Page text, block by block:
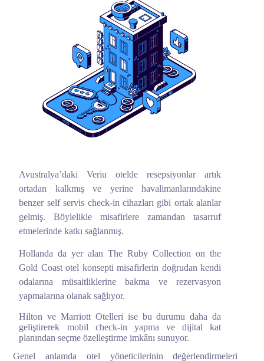
Avustralya’daki Veriu otelde resepsiyonlar artık
ortadan kalkmış ve yerine havalimanlarındakine
benzer self servis check-in cihazları gibi ortak alanlar
gelmiş. Böylelikle misafirlere zamandan tasarruf
etmelerinde katkı sağlanmış.
Hollanda da yer alan The Ruby Collection on the
Gold Coast otel konsepti misafirlerin doğrudan kendi
odalarına müsaitliklerine bakma ve rezervasyon
yapmalarına olanak sağlıyor.
Hilton ve Marriott Otelleri ise bu durumu daha da
geliştirerek mobil check-in yapma ve dijital kat
planından seçme özelleştirme imkânı sunuyor.
Genel anlamda otel yöneticilerinin değerlendirmeleri